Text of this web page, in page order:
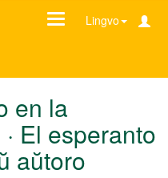
Lingvo
Ŝanĝu
en la
El esperanto
aŭtoro